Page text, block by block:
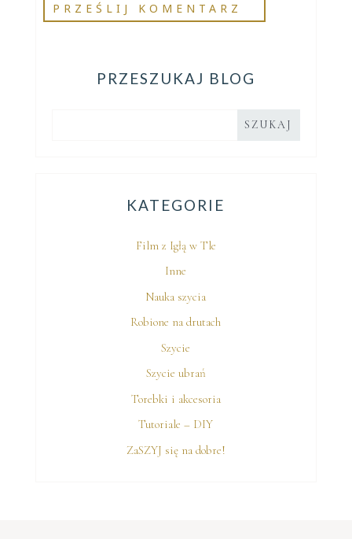
PRZESZUKAJ BLOG
KATEGORIE
Film z Igłą w Tle
Inne
Nauka szycia
Robione na drutach
Szycie
Szycie ubrań
Torebki i akcesoria
Tutoriale – DIY
ZaSZYJ się na dobre!